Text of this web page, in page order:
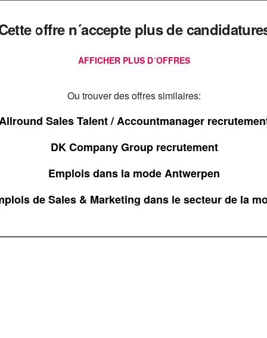
offre n´accepte plus de
AFFICHER PLUS D´OFFRES
Ou trouver des offres similaires:
Sales Talent / Accountmanager
DK Company Group recrutement
Emplois dans la mode Antwerpen
de Sales & Marketing dans le secteur de la